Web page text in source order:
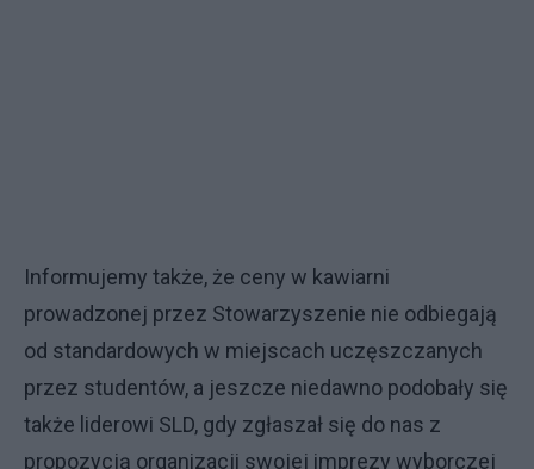
Informujemy także, że ceny w kawiarni
prowadzonej przez Stowarzyszenie nie odbiegają
od standardowych w miejscach uczęszczanych
przez studentów, a jeszcze niedawno podobały się
także liderowi SLD, gdy zgłaszał się do nas z
propozycją organizacji swojej imprezy wyborczej